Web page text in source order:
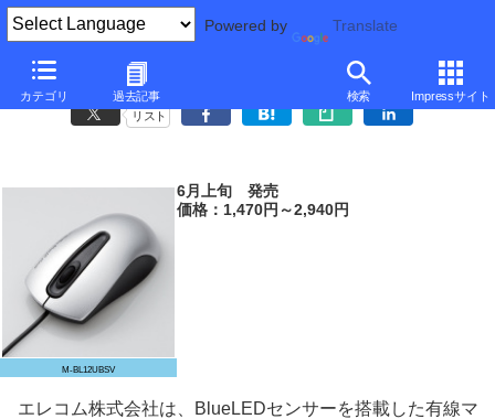
Powered by Translate
カテゴリ 過去記事 検索 Impressサイト
エレコム、BlueLEDセンサー搭載の有線/無線マウス
リスト
M-BL12UBSV
6月上旬 発売
価格：1,470円～2,940円
エレコム株式会社は、BlueLEDセンサーを搭載した有線マ